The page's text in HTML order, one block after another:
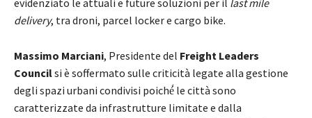
delivery, tra droni, parcel locker e cargo bike.
Massimo Marciani, Presidente del Freight Leaders
Councilsi è soffermato sulle criticità legate alla gestione
degli spazi urbani condivisi poiché́ le città sono
caratterizzate da infrastrutture limitate e dalla